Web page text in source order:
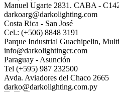
Manuel Ugarte 2831. CABA -
darkoarg@darkolighting.com
Costa Rica - San José
Cel.: (+506) 8848 3191
Parque Industrial Guachipelin,
info@darkolightingcr.com
Paraguay - Asunción
Tel (+595) 987 232500
Avda. Aviadores del Chaco 2665
darko@darkolighting.com.py